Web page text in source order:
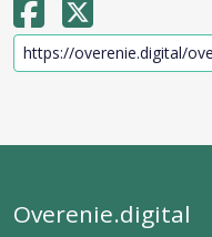
Overenie.digital